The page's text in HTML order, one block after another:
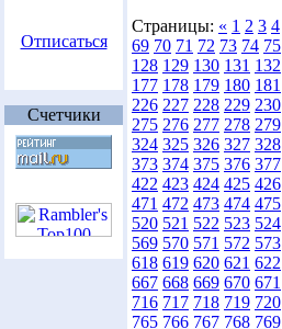
Отписаться
Счетчики
Страницы: « 1 2 3 4
69 70 71 72 73 74 75
128 129 130 131 132
177 178 179 180 181
226 227 228 229 230
275 276 277 278 279
324 325 326 327 328
373 374 375 376 377
422 423 424 425 426
471 472 473 474 475
520 521 522 523 524
569 570 571 572 573
618 619 620 621 622
667 668 669 670 671
716 717 718 719 720
765 766 767 768 769